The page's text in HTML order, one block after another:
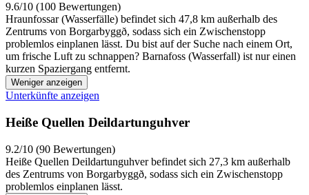
9.6/10 (100 Bewertungen)
Hraunfossar (Wasserfälle) befindet sich 47,8 km außerhalb des
Zentrums von Borgarbyggð, sodass sich ein Zwischenstopp
problemlos einplanen lässt. Du bist auf der Suche nach einem Ort,
um frische Luft zu schnappen? Barnafoss (Wasserfall) ist nur einen
kurzen Spaziergang entfernt.
Weniger anzeigen
Unterkünfte anzeigen
Heiße Quellen Deildartunguhver
9.2/10 (90 Bewertungen)
Heiße Quellen Deildartunguhver befindet sich 27,3 km außerhalb
des Zentrums von Borgarbyggð, sodass sich ein Zwischenstopp
problemlos einplanen lässt.